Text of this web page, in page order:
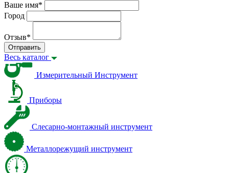
Ваше имя*
Город
Отзыв*
Отправить
Весь каталог
Измерительный Инструмент
Приборы
Слесарно-монтажный инструмент
Металлорежущий инструмент